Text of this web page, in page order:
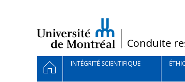
/
Conduite
Navigation
principale
HOMEINTÉGRITÉ SCIENTIFIQUE